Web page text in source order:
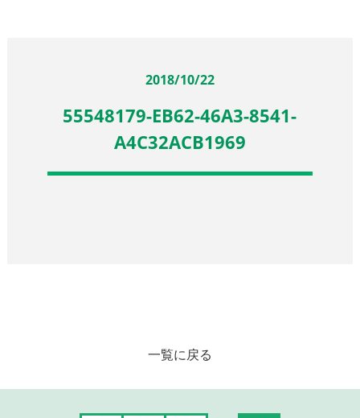
2018/10/22
55548179-EB62-46A3-8541-
A4C32ACB1969
一覧に戻る